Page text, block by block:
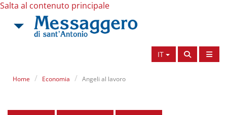
Salta al contenuto principale
IT
Home Economia Angeli al lavoro